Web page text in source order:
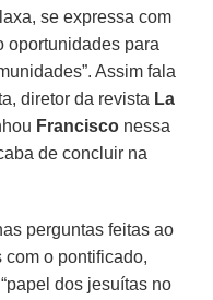
se expressa com
oportunidades para
Assim fala
diretor da revista La
Francisco nessa
de concluir na
perguntas feitas ao
o pontificado,
dos jesuítas no